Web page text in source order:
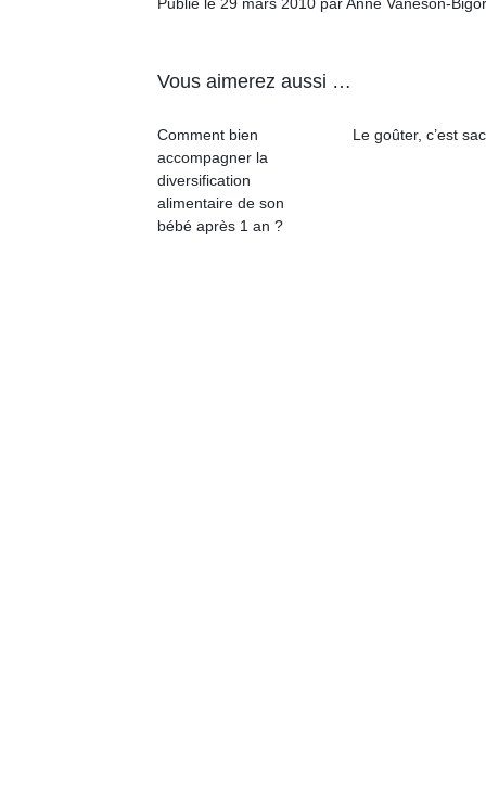
Vous aimerez aussi …
Comment bien
accompagner la
diversification
alimentaire de son
bébé après 1 an ?
Le goûter, c’est